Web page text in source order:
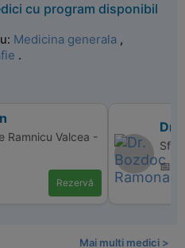
cu program disponibil
Medicina generala ,
.
Ramnicu Valcea -
Rezervă
Dr.
📅
Mai multi medici >